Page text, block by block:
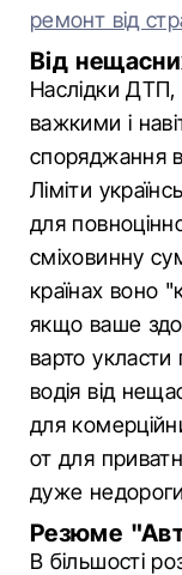
ремонт від
Від
Наслідки
важкими і
споряджання
Ліміти
для
сміховинну
країнах воно
якщо ваше
варто укласти
водія від
для
от для
дуже
Резюме
В більшості